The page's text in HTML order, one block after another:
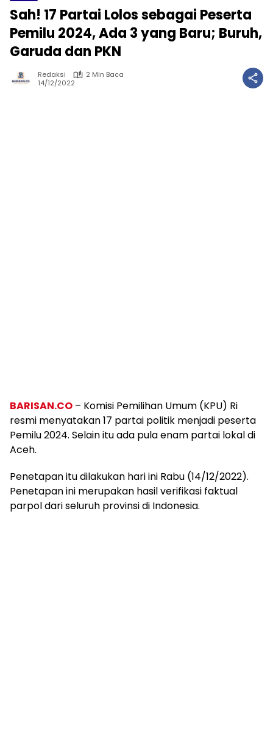
Sah! 17 Partai Lolos sebagai Peserta
Pemilu 2024, Ada 3 yang Baru; Buruh,
Garuda dan PKN
Redaksi
2 Min Baca
14/12/2022
BARISAN.CO – Komisi Pemilihan Umum (KPU) Ri
resmi menyatakan 17 partai politik menjadi peserta
Pemilu 2024. Selain itu ada pula enam partai lokal di
Aceh.
Penetapan itu dilakukan hari ini Rabu (14/12/2022).
Penetapan ini merupakan hasil verifikasi faktual
parpol dari seluruh provinsi di Indonesia.